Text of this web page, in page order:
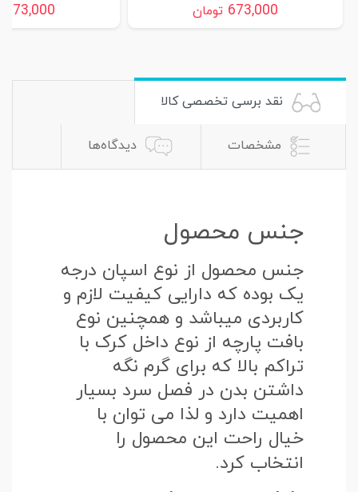
673,000 تومان 673,000
نقد برسی تخصصی کالا
مشخصات دیدگاه‌ها
جنس محصول
جنس محصول از نوع اسپان درجه
یک بوده که دارایی کیفیت لازم و
کاربردی میباشد و همچنین نوع
بافت پارچه از نوع داخل کرک با
تراکم بالا که برای گرم نگه
داشتن بدن در فصل سرد بسیار
اهمیت دارد و لذا می توان با
خیال راحت این محصول را
انتخاب کرد.